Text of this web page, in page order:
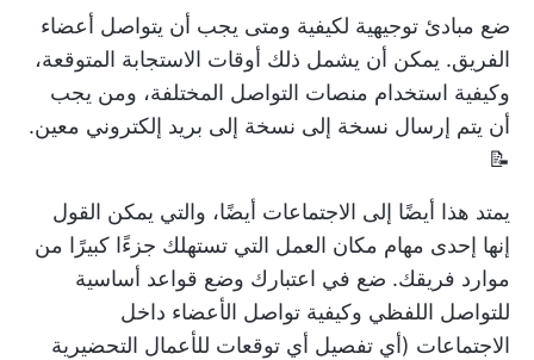
ضع مبادئ توجيهية لكيفية ومتى يجب أن يتواصل أعضاء
الفريق. يمكن أن يشمل ذلك أوقات الاستجابة المتوقعة،
وكيفية استخدام منصات التواصل المختلفة، ومن يجب
أن يتم إرسال نسخة إلى نسخة إلى بريد إلكتروني معين.
📝
يمتد هذا أيضًا إلى الاجتماعات أيضًا، والتي يمكن القول
إنها إحدى مهام مكان العمل التي تستهلك جزءًا كبيرًا من
موارد فريقك. ضع في اعتبارك وضع قواعد أساسية
للتواصل اللفظي وكيفية تواصل الأعضاء داخل
الاجتماعات (أي تفصيل أي توقعات للأعمال التحضيرية